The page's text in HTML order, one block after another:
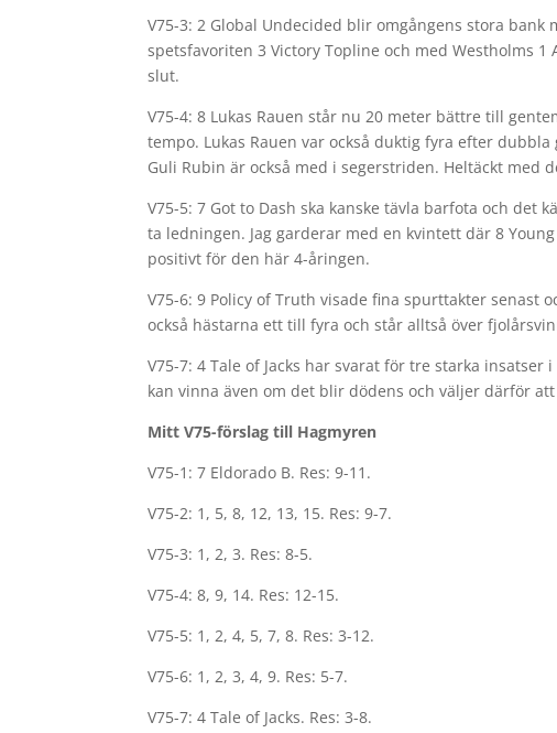
V75-3: 2 Global Undecided blir omgångens stora
spetsfavoriten 3 Victory Topline och med Westholms
slut.
V75-4: 8 Lukas Rauen står nu 20 meter bättre till
tempo. Lukas Rauen var också duktig fyra efter
Guli Rubin är också med i segerstriden. Heltäckt med
V75-5: 7 Got to Dash ska kanske tävla barfota och
ta ledningen. Jag garderar med en kvintett där 8
positivt för den här 4-åringen.
V75-6: 9 Policy of Truth visade fina spurttakter senast
också hästarna ett till fyra och står alltså över
V75-7: 4 Tale of Jacks har svarat för tre starka
kan vinna även om det blir dödens och väljer därför
Mitt V75-förslag till Hagmyren
V75-1: 7 Eldorado B. Res: 9-11.
V75-2: 1, 5, 8, 12, 13, 15. Res: 9-7.
V75-3: 1, 2, 3. Res: 8-5.
V75-4: 8, 9, 14. Res: 12-15.
V75-5: 1, 2, 4, 5, 7, 8. Res: 3-12.
V75-6: 1, 2, 3, 4, 9. Res: 5-7.
V75-7: 4 Tale of Jacks. Res: 3-8.